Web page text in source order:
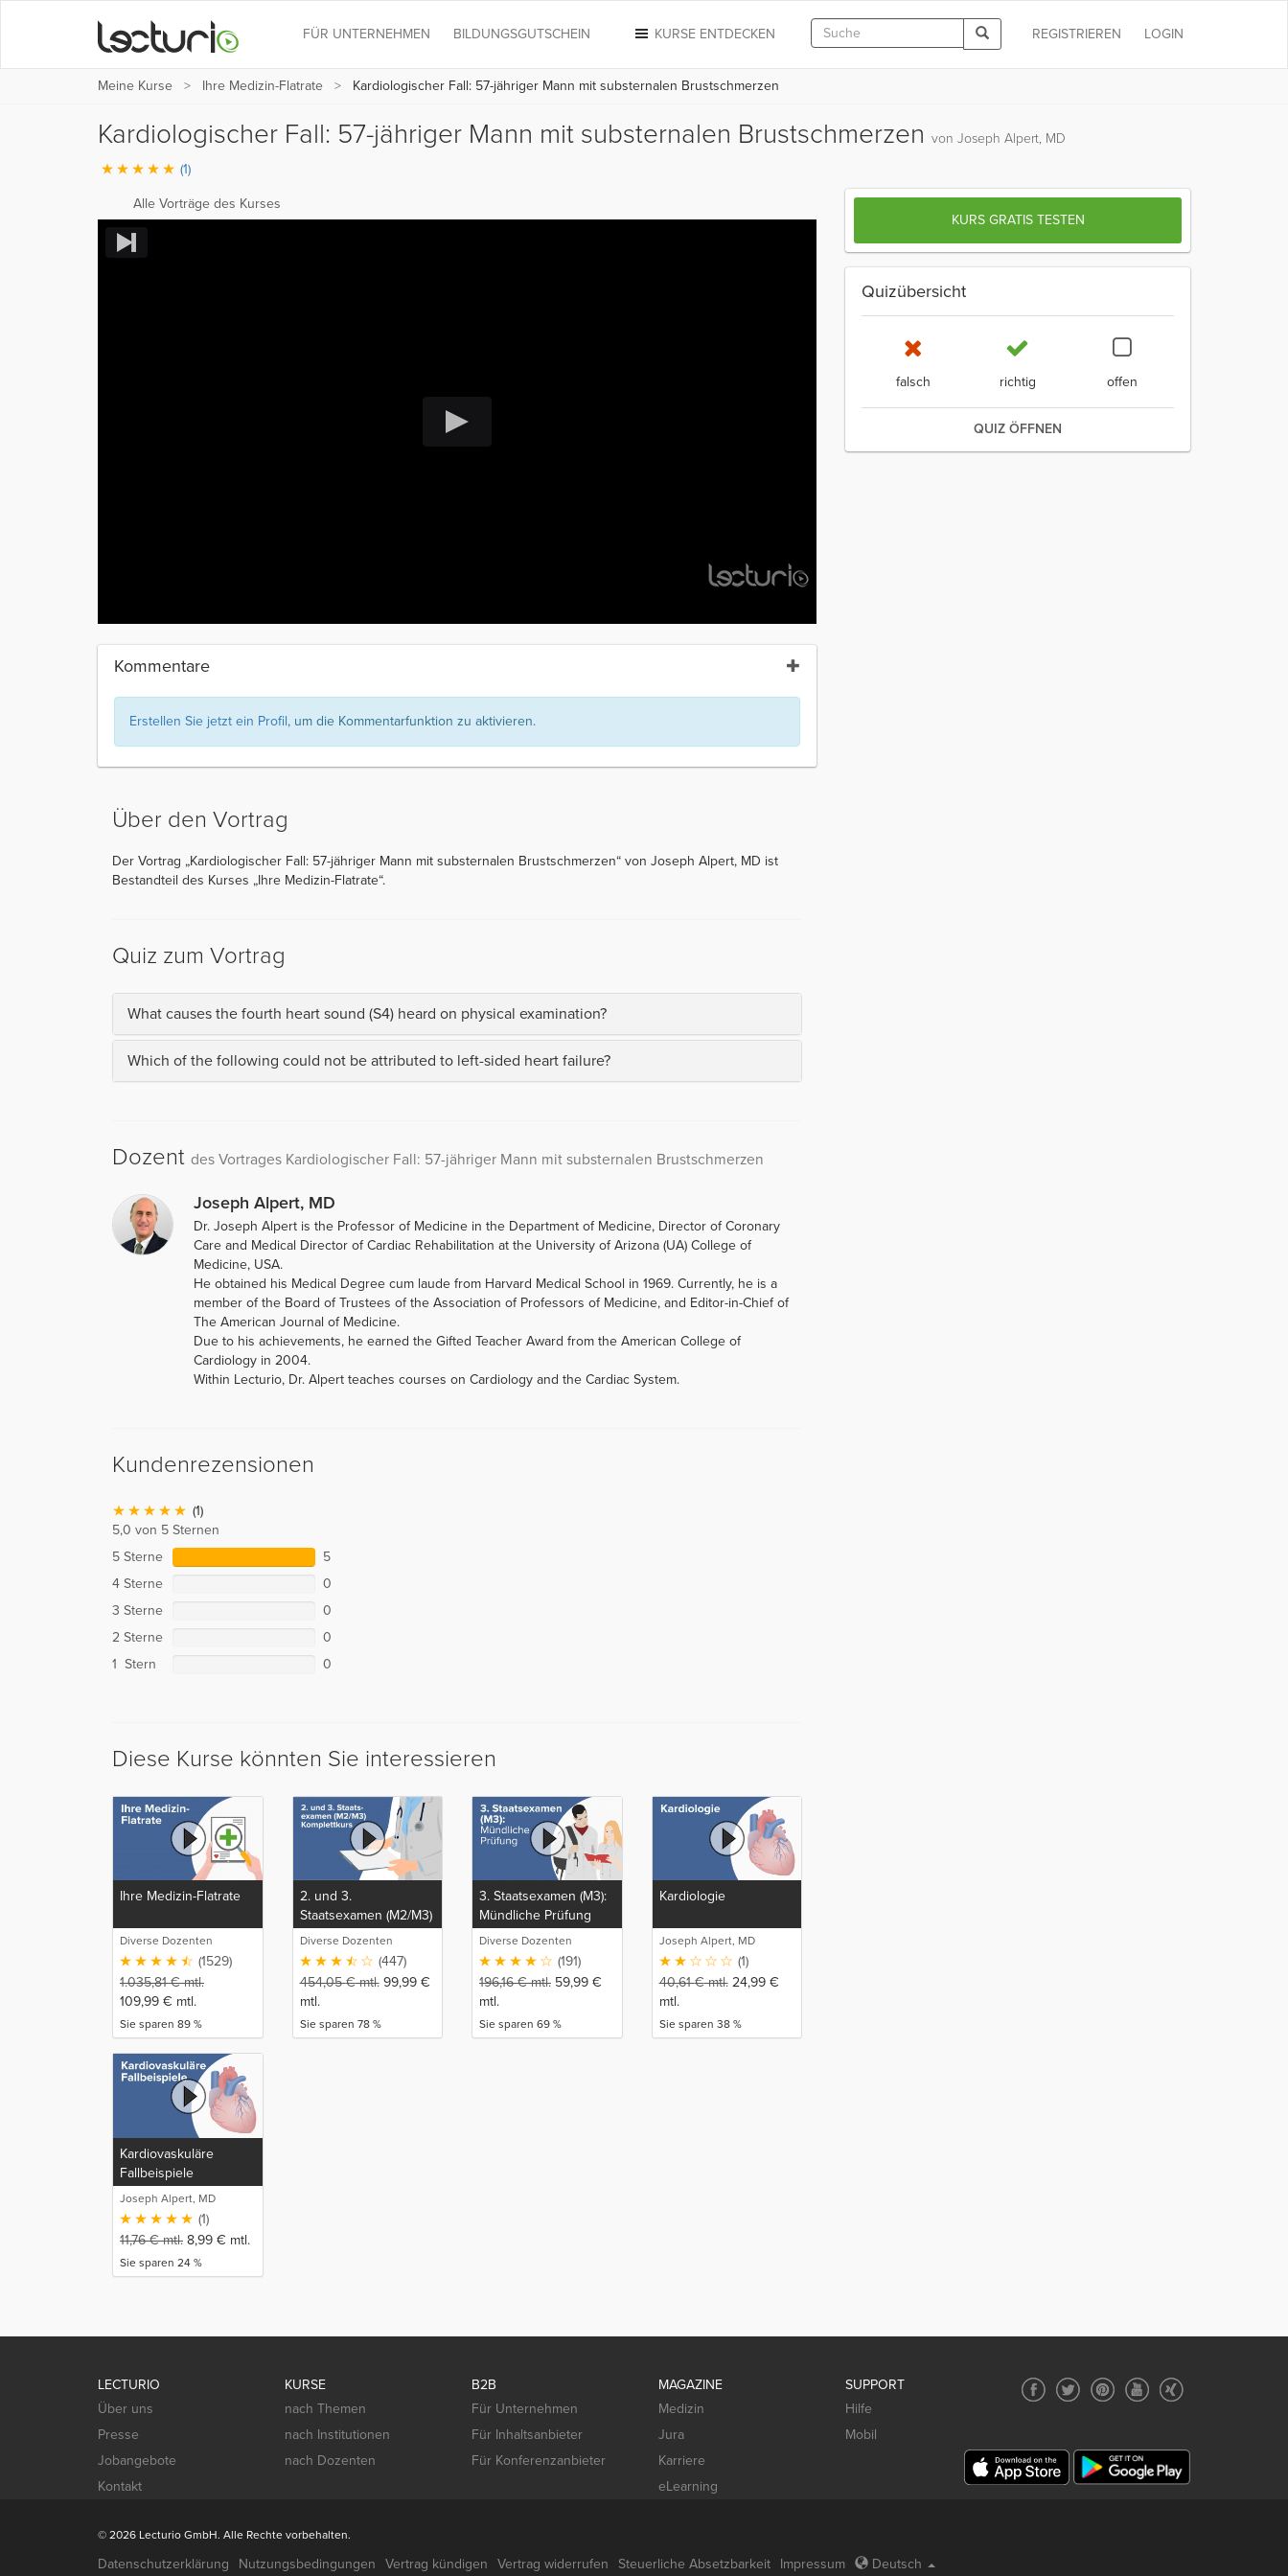
LOGIN
REGISTRIEREN
KURSE ENTDECKEN
FÜR UNTERNEHMEN BILDUNGSGUTSCHEIN
Meine Kurse Ihre Medizin-Flatrate Kardiologischer Fall: 57-jähriger Mann mit substernalen Brustschmerzen
Kardiologischer Fall: 57-jähriger Mann mit substernalen Brustschmerzen von Joseph Alpert, MD
(1)
Alle Vorträge des Kurses
Kommentare
Erstellen Sie jetzt ein Profil, um die Kommentarfunktion zu aktivieren.
Über den Vortrag
Der Vortrag „Kardiologischer Fall: 57-jähriger Mann mit substernalen Brustschmerzen“ von Joseph Alpert, MD ist
Bestandteil des Kurses „Ihre Medizin-Flatrate“.
Quiz zum Vortrag
What causes the fourth heart sound (S4) heard on physical examination?
Which of the following could not be attributed to left-sided heart failure?
Dozent des Vortrages Kardiologischer Fall: 57-jähriger Mann mit substernalen Brustschmerzen
Joseph Alpert, MD
Dr. Joseph Alpert is the Professor of Medicine in the Department of Medicine, Director of Coronary
Care and Medical Director of Cardiac Rehabilitation at the University of Arizona (UA) College of
Medicine, USA.
He obtained his Medical Degree cum laude from Harvard Medical School in 1969. Currently, he is a
member of the Board of Trustees of the Association of Professors of Medicine, and Editor-in-Chief of
The American Journal of Medicine.
Due to his achievements, he earned the Gifted Teacher Award from the American College of
Cardiology in 2004.
Within Lecturio, Dr. Alpert teaches courses on Cardiology and the Cardiac System.
Kundenrezensionen
(1)
5,0 von 5 Sternen
5 Sterne
5
4 Sterne
0
3 Sterne
0
2 Sterne
0
1 Stern
0
Diese Kurse könnten Sie interessieren
Ihre Medizin-Flatrate
Diverse Dozenten
(1529)
1.035,81€mtl.
109,99 € mtl.
Sie sparen 89 %
2. und 3.
Staatsexamen (M2/M3)
Komplettkurs
Diverse Dozenten
(447)
454,05€mtl. 99,99 €
mtl.
Sie sparen 78 %
3. Staatsexamen (M3):
Mündliche Prüfung
Diverse Dozenten
(191)
196,16€mtl. 59,99 €
mtl.
Sie sparen 69 %
Kardiologie
Joseph Alpert, MD
(1)
40,61€mtl. 24,99 €
mtl.
Sie sparen 38 %
Kardiovaskuläre
Fallbeispiele
Joseph Alpert, MD
(1)
11,76€mtl. 8,99 € mtl.
Sie sparen 24 %
KURS GRATIS TESTEN
Quizübersicht
falsch richtig offen
QUIZ ÖFFNEN
LECTURIO
Über uns
Presse
Jobangebote
Kontakt
KURSE
nach Themen
nach Institutionen
nach Dozenten
B2B
Für Unternehmen
Für Inhaltsanbieter
Für Konferenzanbieter
MAGAZINE
Medizin
Jura
Karriere
eLearning
SUPPORT
Hilfe
Mobil
© 2026 Lecturio GmbH. Alle Rechte vorbehalten.
Datenschutzerklärung Nutzungsbedingungen Vertrag kündigen Vertrag widerrufen Steuerliche Absetzbarkeit Impressum Deutsch